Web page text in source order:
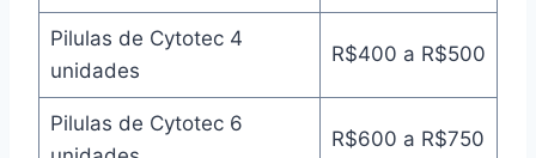
Pilulas de Cytotec 4
unidades
R$400 a R$500
Pilulas de Cytotec 6
R$600 a R$750